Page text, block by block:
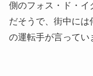
側のフォス・ド・
だそうで、街中に
の運転手が言ってい